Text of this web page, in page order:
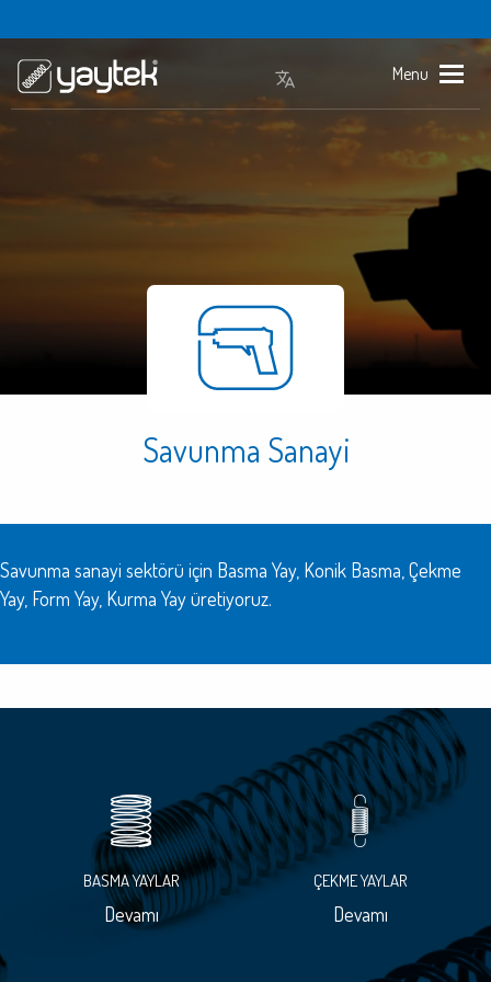
Menu
Savunma Sanayi
Savunma sanayi sektörü için Basma Yay, Konik Basma, Çekme
Yay, Form Yay, Kurma Yay üretiyoruz.
BASMA YAYLAR
Ø 0.2-13 mm
Devamı
ÇEKME YAYLAR
Ø 0.2-13 mm
Devamı